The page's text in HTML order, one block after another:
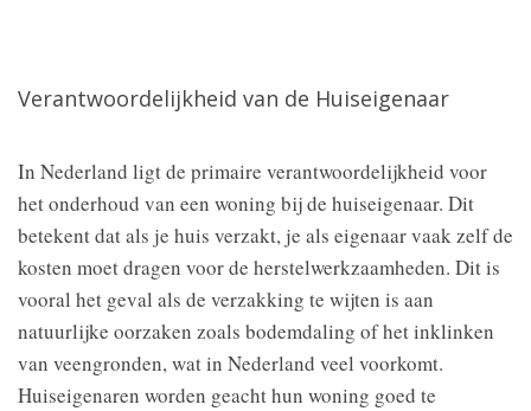
Verantwoordelijkheid van de Huiseigenaar
In Nederland ligt de primaire verantwoordelijkheid voor
het onderhoud van een woning bij de huiseigenaar. Dit
betekent dat als je huis verzakt, je als eigenaar vaak zelf de
kosten moet dragen voor de herstelwerkzaamheden. Dit is
vooral het geval als de verzakking te wijten is aan
natuurlijke oorzaken zoals bodemdaling of het inklinken
van veengronden, wat in Nederland veel voorkomt.
Huiseigenaren worden geacht hun woning goed te